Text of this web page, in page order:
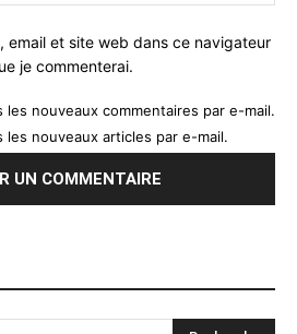
email et site web dans ce navigateur
je commenterai.
nouveaux commentaires par e-mail.
les nouveaux articles par e-mail.